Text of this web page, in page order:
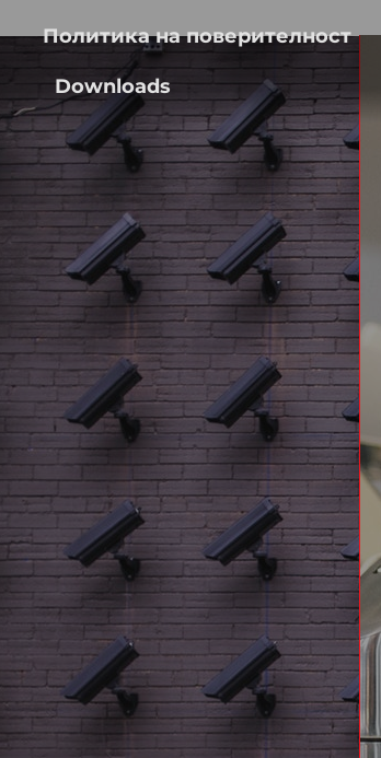
Политика на поверителност
Downloads